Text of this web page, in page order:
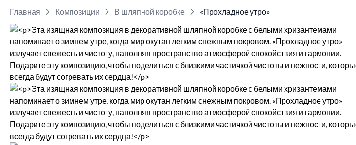
Главная Композиции В шляпной коробке «Прохладное утро»